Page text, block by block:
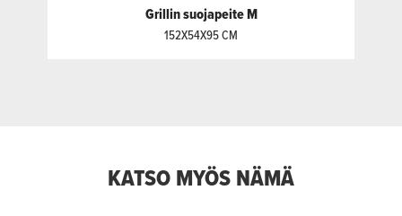
Grillin suojapeite M
152X54X95 CM
KATSO MYÖS NÄMÄ